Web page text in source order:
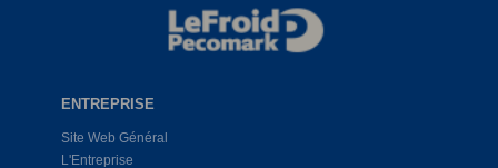
ENTREPRISE
Site Web Général
L'Entreprise